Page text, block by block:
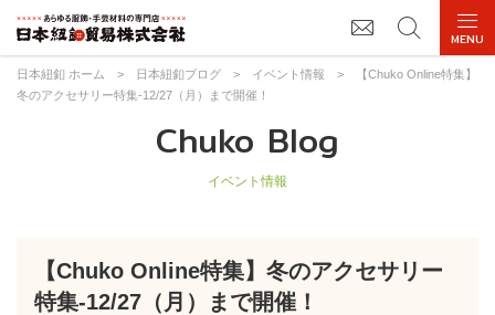
日本紐釦 ホーム > 日本紐釦ブログ > イベント情報 >
【Chuko Online特集】
冬のアクセサリー特集-12/27（月）まで開催！
Chuko Blog
イベント情報
【Chuko Online特集】冬のアクセサリー
特集-12/27（月）まで開催！